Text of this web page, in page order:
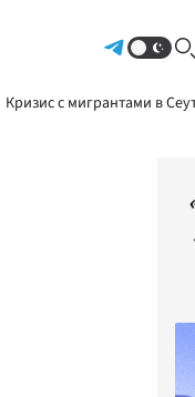
Кризис с мигрантами в